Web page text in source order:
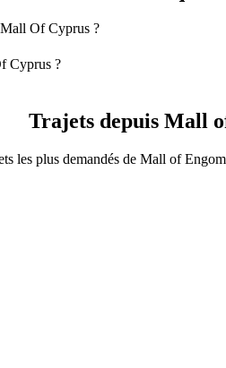
Of Cyprus ?
est 4-Seater qui vous coûtera
Cyprus ?
avec 4-Seater.
Trajets depuis Mall
les plus demandés de Mall of